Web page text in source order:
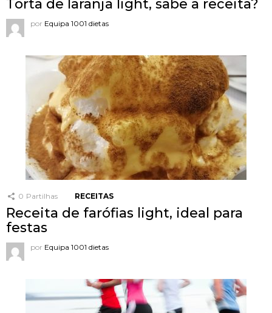
Torta de laranja light, sabe a receita?
por Equipa 1001 dietas
0 Partilhas RECEITAS
Receita de farófias light, ideal para
festas
por Equipa 1001 dietas